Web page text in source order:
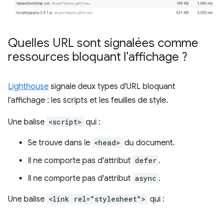
Quelles URL sont signalées comme
ressources bloquant l'affichage ?
Lighthouse signale deux types d'URL bloquant
l'affichage : les scripts et les feuilles de style.
Une balise <script> qui :
Se trouve dans le <head> du document.
Il ne comporte pas d'attribut defer .
Il ne comporte pas d'attribut async .
Une balise <link rel="stylesheet"> qui :